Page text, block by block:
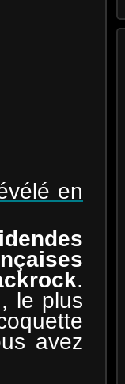
en
.
le plus
avez